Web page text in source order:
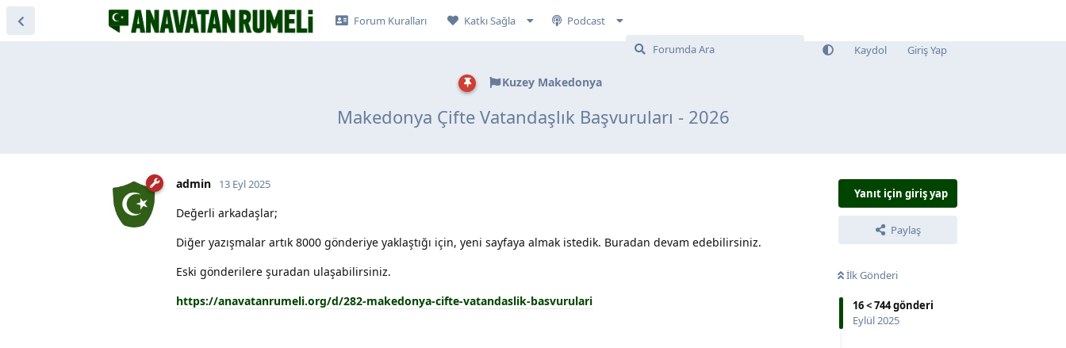
Forum Kuralları Katkı Sağla Podcast
Kaydol Giriş Yap
Kuzey Makedonya
Makedonya Çifte Vatandaşlık Başvuruları - 2026
Yanıt için giriş yap
Paylaş
İlk Gönderi
16<744gönderi
Eylül 2025
admin 13 Eyl 2025
Değerli arkadaşlar;
Diğer yazışmalar artık 8000 gönderiye yaklaştığı için, yeni sayfaya almak istedik. Buradan devam edebilirsiniz.
Eski gönderilere şuradan ulaşabilirsiniz.
https://anavatanrumeli.org/d/282-makedonya-cifte-vatandaslik-basvurulari